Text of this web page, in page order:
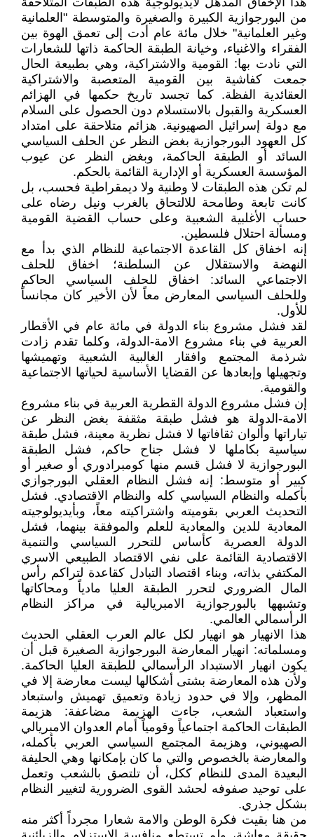
من البورجوازية الكبيرة والصغيرة والمتوسطة "العلمانية
وغير العلمانية" خلال مائة عام أدت إلى تعمق الهوة بين
الفقراء والاغنياء، وخيانة الطبقة الحاكمة ذاتها للشعارات
التي نادت بها: القومية والاشتراكية، وهي بطبيعة الحال
جمعت كفاشية بين القومية المتعصبة والاشتراكية
العقائدية الفظة. كما تجسد تاريخ حكمها في الهزائم
العسكرية والقبول بالاستسلام دون الحصول على السلام
مع دولة إسرائيل الصهيونية. هزائم متلاحقة على امتداد
كل العهود البورجوازية بغض النظر عن الحلف السياسي
السائد أو الطبقة الحاكمة، وبغض النظر عن عيوب
المؤسسة العسكرية أو الإدارية القائمة بالحكم.
لم تكن هذه الطبقات لا وطنية ولا ديمقراطية فحسب، بل
كانت تابعة وطامحة للالتحاق بالغرب ونيل رضاه على
حساب الأغلبية الشعبية وعلى حساب القضية القومية
ومسألة احتلال فلسطين.
إنه اخفاق كل القاعدة الاجتماعية للنظام الذي بدأ مع
النهضة والاستقلال عن السلطنة؛ اخفاق للحلف
الاجتماعي السائد: اخفاق للحلف السياسي الحاكم
وللحلف السياسي المعارض معاً لأن الأخير كان مجانساً
للأول.
لقد فشل مشروع بناء الدولة في مائة عام في الأقطار
العربية في بناء مشروع الامة-الدولة، وكلما تقدم زادت
شرذمة المجتمع وافقار الغالبية الشعبية وتهميشها
وتجهيلها وإبعادها عن القضايا الأساسية لحياتها الاجتماعية
والقومية.
إن فشل مشروع الدولة القطرية العربية في بناء مشروع
الامة-الدولة هو فشل طبقة مثقفة بغض النظر عن
تياراتها وألوان ثقافاتها لا فشل نظرية معينة، فشل طبقة
سياسية بكاملها لا فشل جناح حاكم، فشل الطبقة
البورجوازية لا فشل قسم منها كومبرادوري أو صغير أو
كبير أو متوسط: إنه فشل النظام العقلي البورجوازي
بأكمله والنظام السياسي كله والنظام الاقتصادي. فشل
التحديث العربي بقوميته واشتراكيته معاً، وبأيديولوجيته
المعادية للدين والمعادية للعلم والموفقة بينهما، فشل
الدولة العصرية كأساس للتحرر السياسي والتنمية
الاقتصادية القائمة على نفي الاقتصاد الطبيعي الاسري
المكتفي بذاته، وبناء اقتصاد التبادل كقاعدة لتراكم رأس
المال الضروري لتحرر الطبقة العليا مادياً ومحاكاتها
وتشبهها بالبورجوازية الامبريالية في مراكز النظام
الرأسمالي العالمي.
هذا الانهيار هو انهيار لكل عالم العرب العقلي الحديث
ومسلماته: انهيار المعارضة البورجوازية الصغيرة قبل أن
يكون انهيار الاستبداد الرأسمالي للطبقة العليا الحاكمة.
ولأن هذه المعارضة بشتى أشكالها ليست معارضة إلا في
المظهر، وإلا في حدود زيادة وتعميق تهميش واستبعاد
واستعباد الشعب، جاءت الهزيمة مضاعفة: هزيمة
الطبقات الحاكمة اجتماعياً وقومياً أمام العدوان الامبريالي
الصهيوني، وهزيمة المجتمع السياسي العربي بأكمله،
والمعارضة بالخصوص والتي ما كان بإمكانها وهي الحليفة
البعيدة المدى للنظام ككل، أن تلتصق بالشعب وتعمل
على توحيد صفوفه لحشد القوى الضرورية لتغيير النظام
بشكل جذري.
من هنا بقيت فكرة الوطن والامة شعارا مجرداً أكثر منه